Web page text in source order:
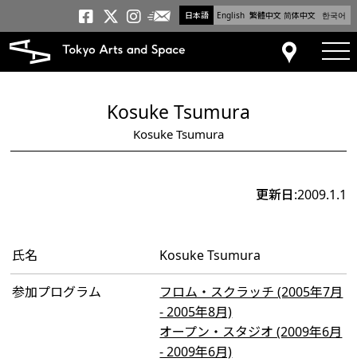
日本語 English 繁體中文 简体中文 한국어
トーキョーアーツアンド
トーキョーアーツアンド
トーキョーアーツア
メールニュース
アクセス
Kosuke Tsumura
Kosuke Tsumura
更新日:2009.1.1
氏名 Kosuke Tsumura
参加プログラム
フロム・スクラッチ (2005年7月
- 2005年8月)
オープン・スタジオ (2009年6月
- 2009年6月)